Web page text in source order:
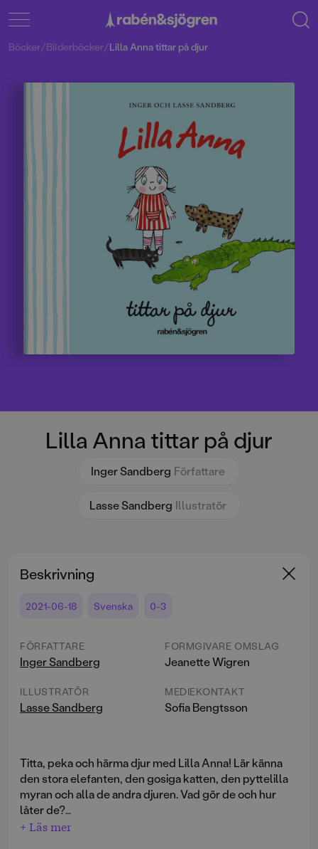
Lilla Anna tittar på djur
Inger Sandberg Författare
Lasse Sandberg Illustratör
Böcker/Bilderböcker/Lilla Anna tittar på djur
Beskrivning
2021-06-18 Svenska 0-3
FÖRFATTARE
Inger Sandberg
ILLUSTRATÖR
Lasse Sandberg
FORMGIVARE OMSLAG
Jeanette Wigren
MEDIEKONTAKT
Sofia Bengtsson
Titta, peka och härma djur med Lilla Anna! Lär känna
den stora elefanten, den gosiga katten, den pyttelilla
myran och alla de andra djuren. Vad gör de och hur
låter de?
+ Läs mer